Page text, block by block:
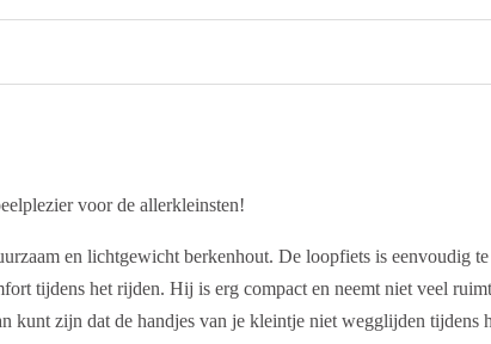
voor de allerkleinsten!
en lichtgewicht berkenhout. De loopfiets is eenvoudig
tijdens het rijden. Hij is erg compact en neemt niet veel
kunt zijn dat de handjes van je kleintje niet wegglijden tijdens